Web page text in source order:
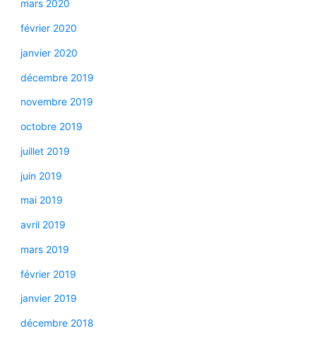
mars 2020
février 2020
janvier 2020
décembre 2019
novembre 2019
octobre 2019
juillet 2019
juin 2019
mai 2019
avril 2019
mars 2019
février 2019
janvier 2019
décembre 2018